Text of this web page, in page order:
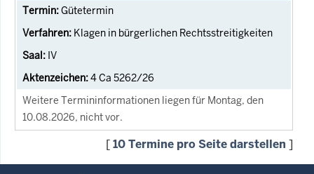
Gütetermin
Klagen in bürgerlichen Rechtsstreitigkeiten
IV
4 Ca 5262/26
Weitere Termininformationen liegen für Montag, den
10.08.2026, nicht vor.
[10 Termine pro Seite darstellen ]